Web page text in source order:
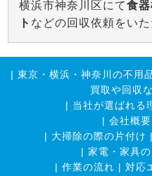
横浜市神奈川区にて食
ト などの回収依頼をい
| 東京・横浜・神奈川の不用
買取や回収
| 当社が選ばれる
| 会社概要
| 大掃除の際の片付け |
| 家電・家具の
| 作業の流れ | 対応